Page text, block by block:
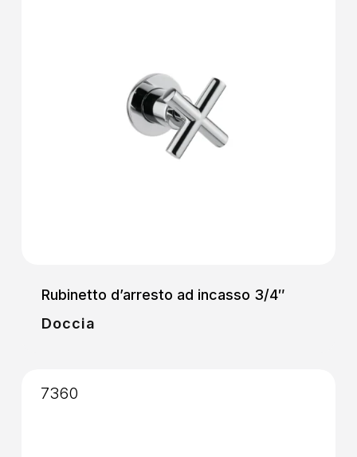
Rubinetto d’arresto ad incasso 3/4″
Doccia
7360